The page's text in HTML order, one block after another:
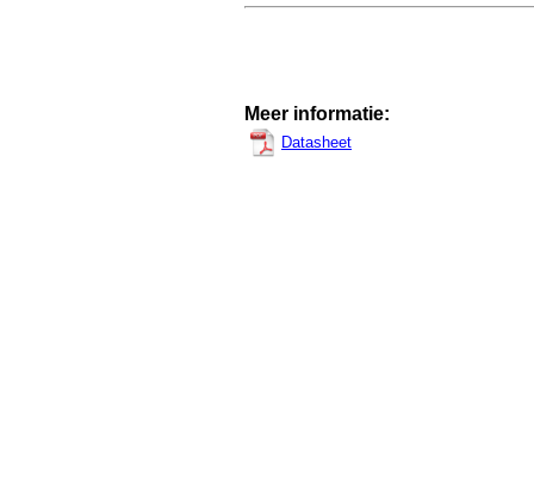
Meer informatie:
Datasheet